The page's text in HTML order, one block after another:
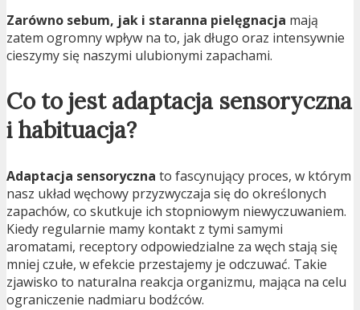
Zarówno sebum, jak i staranna pielęgnacja mają
zatem ogromny wpływ na to, jak długo oraz intensywnie
cieszymy się naszymi ulubionymi zapachami.
Co to jest adaptacja sensoryczna
i habituacja?
Adaptacja sensoryczna to fascynujący proces, w którym
nasz układ węchowy przyzwyczaja się do określonych
zapachów, co skutkuje ich stopniowym niewyczuwaniem.
Kiedy regularnie mamy kontakt z tymi samymi
aromatami, receptory odpowiedzialne za węch stają się
mniej czułe, w efekcie przestajemy je odczuwać. Takie
zjawisko to naturalna reakcja organizmu, mająca na celu
ograniczenie nadmiaru bodźców.